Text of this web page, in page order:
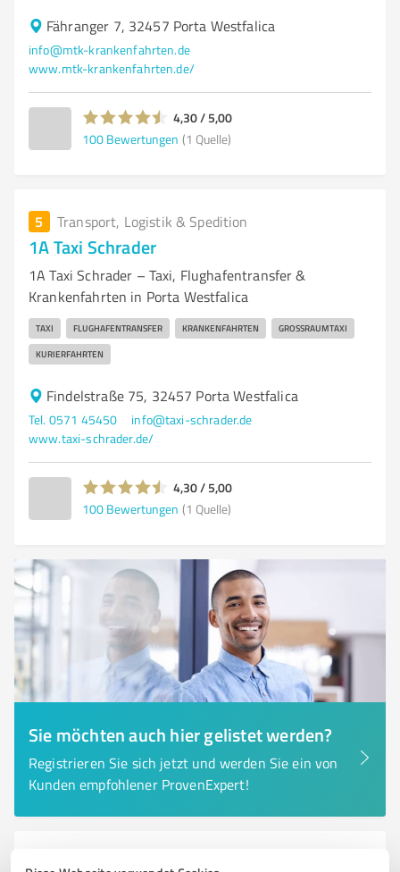
Fähranger 7, 32457 Porta Westfalica
info@mtk-krankenfahrten.de
www.mtk-krankenfahrten.de/
4,30 / 5,00
100 Bewertungen (1 Quelle)
5 Transport, Logistik & Spedition
1A Taxi Schrader
1A Taxi Schrader – Taxi, Flughafentransfer &
Krankenfahrten in Porta Westfalica
TAXI FLUGHAFENTRANSFER KRANKENFAHRTEN GROSSRAUMTAXI
KURIERFAHRTEN
Findelstraße 75, 32457 Porta Westfalica
Tel. 0571 45450
info@taxi-schrader.de
www.taxi-schrader.de/
4,30 / 5,00
100 Bewertungen (1 Quelle)
Sie möchten auch hier gelistet werden?
Registrieren Sie sich jetzt und werden Sie ein von
Kunden empfohlener ProvenExpert!